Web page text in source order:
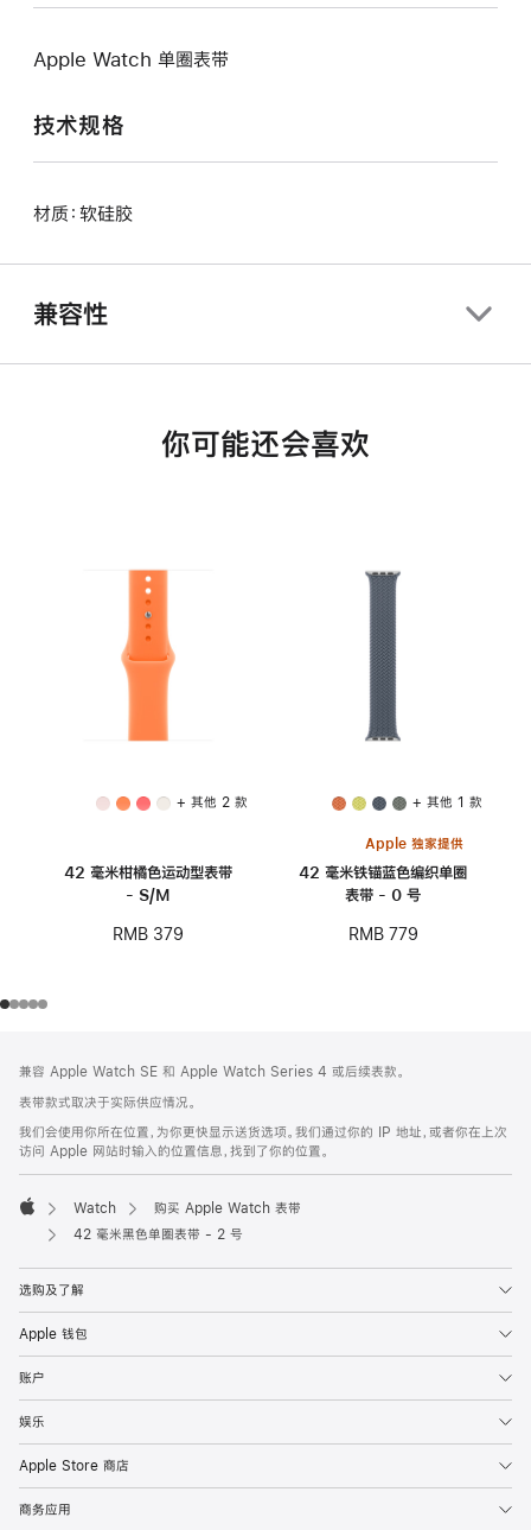
Apple Watch 单圈表带
技术规格
材质：软硅胶
兼容性
你可能还会喜欢
+ 其他 2 款
42 毫米柑橘色运动型表带
- S/M
RMB 379
+ 其他 1 款
Apple 独家提供
42 毫米铁锚蓝色编织单圈
表带 - 0 号
RMB 779
页
页
脚
注
兼容 Apple Watch SE 和 Apple Watch Series 4 或后续表款。
表带款式取决于实际供应情况。
我们会使用你所在位置，为你更快显示送货选项。我们通过你的 IP 地址，或者你在上次
访问 Apple 网站时输入的位置信息，找到了你的位置。
Apple
Watch
购买 Apple Watch 表带
42 毫米黑色单圈表带 - 2 号
选购及了解
Apple 钱包
账户
娱乐
Apple Store 商店
商务应用